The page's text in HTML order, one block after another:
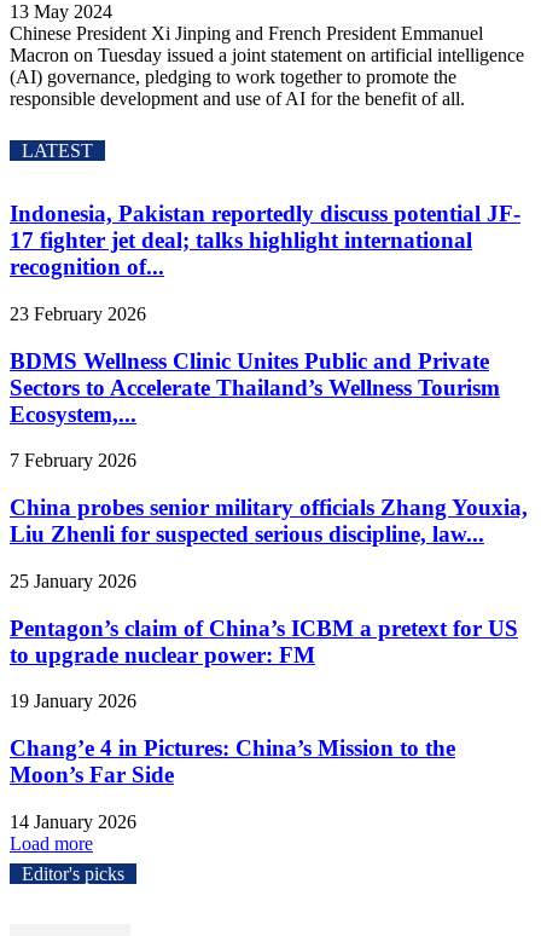
13 May 2024
Chinese President Xi Jinping and French President Emmanuel
Macron on Tuesday issued a joint statement on artificial intelligence
(AI) governance, pledging to work together to promote the
responsible development and use of AI for the benefit of all.
LATEST
Indonesia, Pakistan reportedly discuss potential JF-
17 fighter jet deal; talks highlight international
recognition of...
23 February 2026
BDMS Wellness Clinic Unites Public and Private
Sectors to Accelerate Thailand’s Wellness Tourism
Ecosystem,...
7 February 2026
China probes senior military officials Zhang Youxia,
Liu Zhenli for suspected serious discipline, law...
25 January 2026
Pentagon’s claim of China’s ICBM a pretext for US
to upgrade nuclear power: FM
19 January 2026
Chang’e 4 in Pictures: China’s Mission to the
Moon’s Far Side
14 January 2026
Load more
Editor's picks